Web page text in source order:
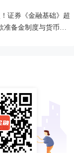
证券《金融基础》超
准备金制度与货币乘